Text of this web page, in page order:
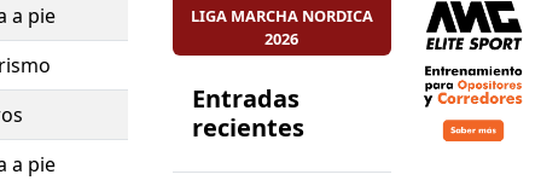
a pie
a pie
LIGA MARCHA NORDICA
2026
Entradas
recientes